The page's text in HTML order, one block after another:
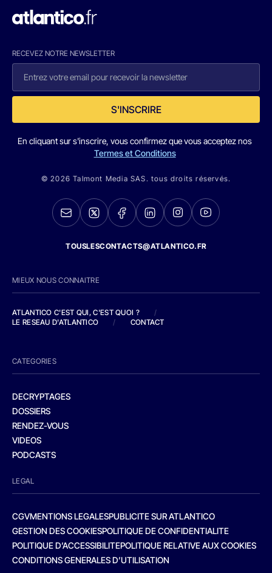
RECEVEZ NOTRE NEWSLETTER
S'INSCRIRE
En cliquant sur s'inscrire, vous confirmez que vous acceptez nos
Termes et Conditions
© 2026 Talmont Media SAS. tous droits réservés.
TOUSLESCONTACTS@ATLANTICO.FR
MIEUX NOUS CONNAITRE
ATLANTICO C'EST QUI, C'EST QUOI ?
/
LE RESEAU D'ATLANTICO
/ CONTACT
CATEGORIES
DECRYPTAGES
DOSSIERS
RENDEZ-VOUS
VIDEOS
PODCASTS
LEGAL
CGVMENTIONS LEGALESPUBLICITE SUR ATLANTICO
GESTION DES COOKIESPOLITIQUE DE CONFIDENTIALITE
POLITIQUE D’ACCESSIBILITEPOLITIQUE RELATIVE AUX COOKIES
CONDITIONS GENERALES D’UTILISATION